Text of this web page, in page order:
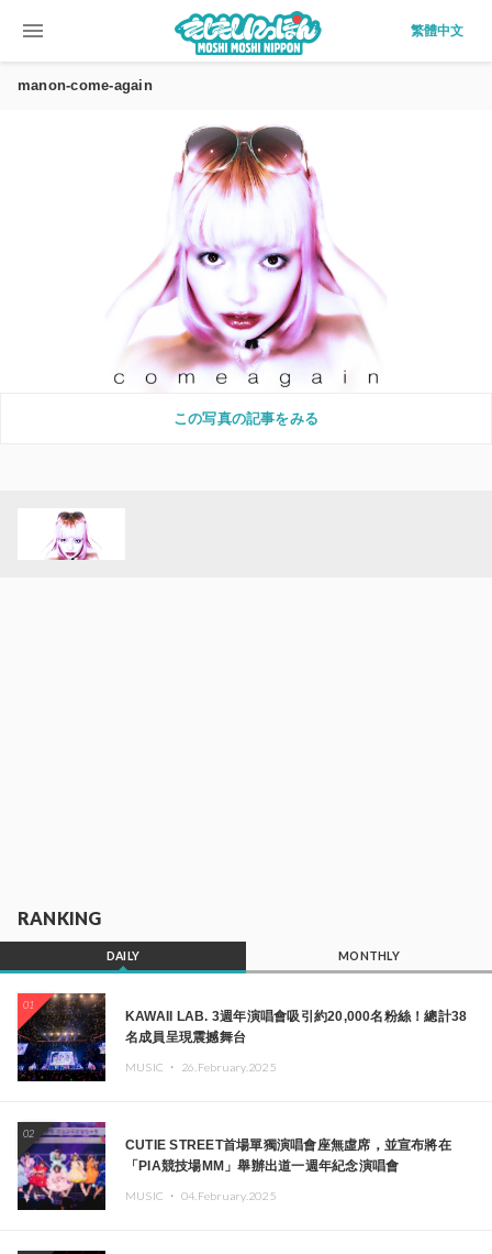
menu 繁體中文
manon-come-again
この写真の記事をみる
RANKING
DAILY MONTHLY
01
KAWAII LAB. 3週年演唱會吸引約20,000名粉絲！總計38
名成員呈現震撼舞台
MUSIC ・ 26.February.2025
02
CUTIE STREET首場單獨演唱會座無虛席，並宣布將在
「PIA競技場MM」舉辦出道一週年紀念演唱會
MUSIC ・ 04.February.2025